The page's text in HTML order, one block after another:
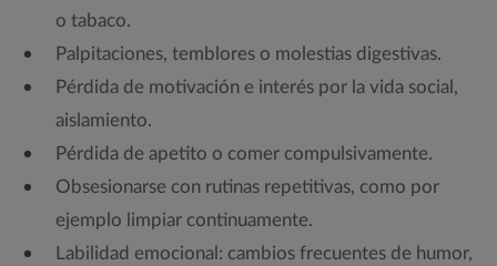
o tabaco.
Palpitaciones, temblores o molestias digestivas.
Pérdida de motivación e interés por la vida social,
aislamiento.
Pérdida de apetito o comer compulsivamente.
Obsesionarse con rutinas repetitivas, como por
ejemplo limpiar continuamente.
Labilidad emocional: cambios frecuentes de humor,